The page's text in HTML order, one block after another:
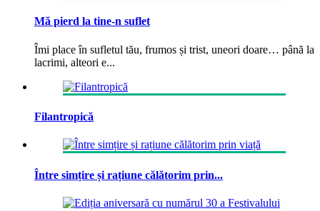
Mă pierd la tine-n suflet
Îmi place în sufletul tău, frumos și trist, uneori doare… până la
lacrimi, alteori e...
Filantropică
Între simțire și rațiune călătorim prin...